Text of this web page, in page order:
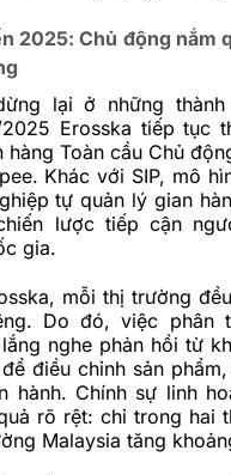
2025: Chủ động nắm
lại ở những
Erosska tiếp tục
hàng Toàn cầu Chủ
Khác với SIP, mô
tự quản lý gian
lược tiếp cận
gia.
mỗi thị trường
Do đó, việc phân
nghe phản hồi từ
điều chỉnh sản
hành. Chính sự linh
rõ rệt: chỉ trong hai
Malaysia tăng